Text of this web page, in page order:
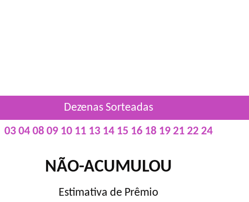
Dezenas Sorteadas
03 04 08 09 10 11 13 14 15 16 18 19 21 22 24
NÃO-ACUMULOU
Estimativa de Prêmio